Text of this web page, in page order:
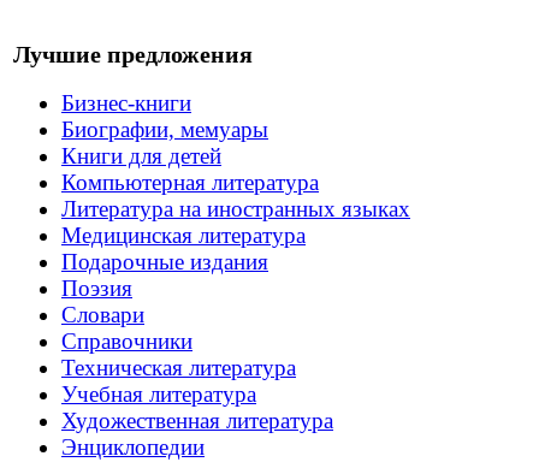
Лучшие предложения
Бизнес-книги
Биографии, мемуары
Книги для детей
Компьютерная литература
Литература на иностранных языках
Медицинская литература
Подарочные издания
Поэзия
Словари
Справочники
Техническая литература
Учебная литература
Художественная литература
Энциклопедии